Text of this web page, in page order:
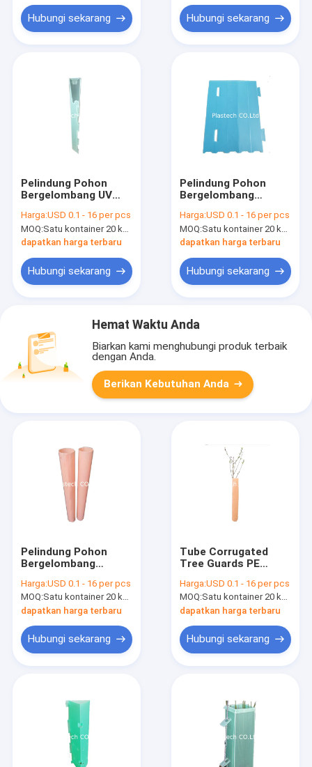
Hubungi sekarang Hubungi sekarang
Pelindung Pohon
Bergelombang UV
Harga:USD 0.1 - 16 per pcs
MOQ:Satu kontainer 20 kaki
dapatkan harga terbaru
Hubungi sekarang
Pelindung Pohon
Bergelombang
Harga:USD 0.1 - 16 per pcs
MOQ:Satu kontainer 20 kaki
dapatkan harga terbaru
Hubungi sekarang
Hemat Waktu Anda
Biarkan kami menghubungi produk terbaik
dengan Anda.
Berikan Kebutuhan Anda
Pelindung Pohon
Bergelombang
Square Bergalur
Harga:USD 0.1 - 16 per pcs
MOQ:Satu kontainer 20 kaki
dapatkan harga terbaru
Hubungi sekarang
Tube Corrugated
Tree Guards PE
Shelter UV Stable
Harga:USD 0.1 - 16 per pcs
MOQ:Satu kontainer 20 kaki
dapatkan harga terbaru
Hubungi sekarang